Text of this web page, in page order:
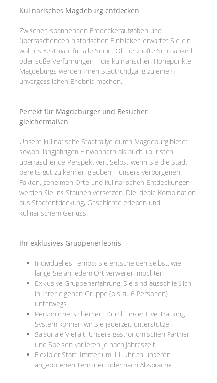
Kulinarisches Magdeburg entdecken
Zwischen spannenden Entdeckeraufgaben und
überraschenden historischen Einblicken erwartet Sie ein
wahres Festmahl für alle Sinne. Ob herzhafte Schmankerl
oder süße Verführungen – die kulinarischen Höhepunkte
Magdeburgs werden Ihren Stadtrundgang zu einem
unvergesslichen Erlebnis machen.
Perfekt für Magdeburger und Besucher
gleichermaßen
Unsere kulinarische Stadtrallye durch Magdeburg bietet
sowohl langjährigen Einwohnern als auch Touristen
überraschende Perspektiven. Selbst wenn Sie die Stadt
bereits gut zu kennen glauben – unsere verborgenen
Fakten, geheimen Orte und kulinarischen Entdeckungen
werden Sie ins Staunen versetzen. Die ideale Kombination
aus Stadtentdeckung, Geschichte erleben und
kulinarischem Genuss!
Ihr exklusives Gruppenerlebnis
Individuelles Tempo: Sie entscheiden selbst, wie
lange Sie an jedem Ort verweilen möchten
Exklusive Gruppenerfahrung: Sie sind ausschließlich
in Ihrer eigenen Gruppe (bis zu 6 Personen)
unterwegs
Persönliche Sicherheit: Durch unser Live-Tracking-
System können wir Sie jederzeit unterstützen
Saisonale Vielfalt: Unsere gastronomischen Partner
und Speisen variieren je nach Jahreszeit
Flexibler Start: Immer um 11 Uhr an unseren
angebotenen Terminen oder nach Absprache